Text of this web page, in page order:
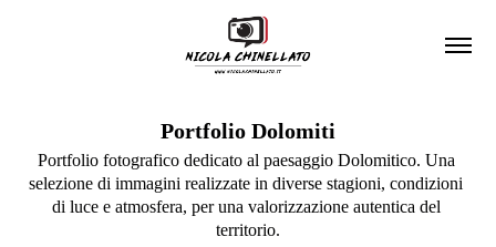
Portfolio Dolomiti
Portfolio fotografico dedicato al paesaggio Dolomitico. Una
selezione di immagini realizzate in diverse stagioni, condizioni
di luce e atmosfera, per una valorizzazione autentica del
territorio.